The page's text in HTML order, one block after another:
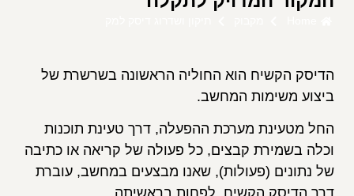
הדיסק הקשיח הוא החוליה הראשונה בשרשרת של
ביצוע משימות המחשב.
החל מטעינת מערכת ההפעלה, דרך טעינת תוכנות
וכלה בשמירת קבצים, כל פעולה של קריאה או כתיבה
של נתונים (פעולות), שאנו מבצעים במחשב, עוברת